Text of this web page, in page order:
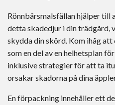
Rönnbärsmalsfällan hjälper
detta skadedjur i din trädgård,
skydda din skörd. Kom ihåg
som en del av en helhetsplan
inklusive strategier för att ta
orsakar skadorna på dina
En förpackning innehåller ett